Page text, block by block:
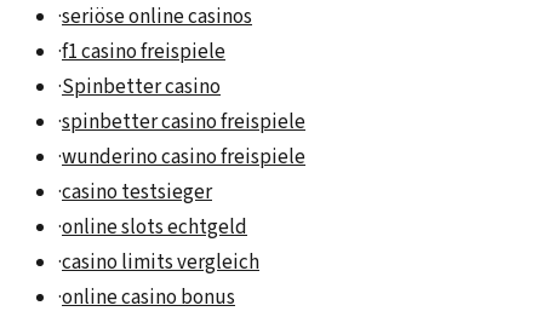
·seriöse online casinos
·f1 casino freispiele
·Spinbetter casino
·spinbetter casino freispiele
·wunderino casino freispiele
·casino testsieger
·online slots echtgeld
·casino limits vergleich
·online casino bonus